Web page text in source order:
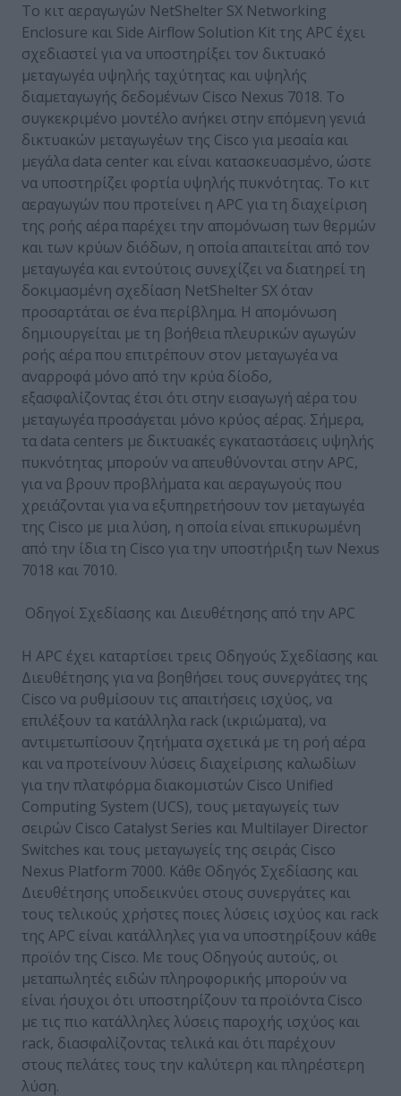
Το κιτ αεραγωγών NetShelter SX Networking
Enclosure και Side Airflow Solution Kit της APC έχει
σχεδιαστεί για να υποστηρίξει τον δικτυακό
μεταγωγέα υψηλής ταχύτητας και υψηλής
διαμεταγωγής δεδομένων Cisco Nexus 7018. Το
συγκεκριμένο μοντέλο ανήκει στην επόμενη γενιά
δικτυακών μεταγωγέων της Cisco για μεσαία και
μεγάλα data center και είναι κατασκευασμένο, ώστε
να υποστηρίζει φορτία υψηλής πυκνότητας. Το κιτ
αεραγωγών που προτείνει η APC για τη διαχείριση
της ροής αέρα παρέχει την απομόνωση των θερμών
και των κρύων διόδων, η οποία απαιτείται από τον
μεταγωγέα και εντούτοις συνεχίζει να διατηρεί τη
δοκιμασμένη σχεδίαση NetShelter SX όταν
προσαρτάται σε ένα περίβλημα. Η απομόνωση
δημιουργείται με τη βοήθεια πλευρικών αγωγών
ροής αέρα που επιτρέπουν στον μεταγωγέα να
αναρροφά μόνο από την κρύα δίοδο,
εξασφαλίζοντας έτσι ότι στην εισαγωγή αέρα του
μεταγωγέα προσάγεται μόνο κρύος αέρας. Σήμερα,
τα data centers με δικτυακές εγκαταστάσεις υψηλής
πυκνότητας μπορούν να απευθύνονται στην APC,
για να βρουν προβλήματα και αεραγωγούς που
χρειάζονται για να εξυπηρετήσουν τον μεταγωγέα
της Cisco με μια λύση, η οποία είναι επικυρωμένη
από την ίδια τη Cisco για την υποστήριξη των Nexus
7018 και 7010.
Οδηγοί Σχεδίασης και Διευθέτησης από την APC
Η APC έχει καταρτίσει τρεις Οδηγούς Σχεδίασης και
Διευθέτησης για να βοηθήσει τους συνεργάτες της
Cisco να ρυθμίσουν τις απαιτήσεις ισχύος, να
επιλέξουν τα κατάλληλα rack (ικριώματα), να
αντιμετωπίσουν ζητήματα σχετικά με τη ροή αέρα
και να προτείνουν λύσεις διαχείρισης καλωδίων
για την πλατφόρμα διακομιστών Cisco Unified
Computing System (UCS), τους μεταγωγείς των
σειρών Cisco Catalyst Series και Multilayer Director
Switches και τους μεταγωγείς της σειράς Cisco
Nexus Platform 7000. Κάθε Οδηγός Σχεδίασης και
Διευθέτησης υποδεικνύει στους συνεργάτες και
τους τελικούς χρήστες ποιες λύσεις ισχύος και rack
της APC είναι κατάλληλες για να υποστηρίξουν κάθε
προϊόν της Cisco. Με τους Οδηγούς αυτούς, οι
μεταπωλητές ειδών πληροφορικής μπορούν να
είναι ήσυχοι ότι υποστηρίζουν τα προϊόντα Cisco
με τις πιο κατάλληλες λύσεις παροχής ισχύος και
rack, διασφαλίζοντας τελικά και ότι παρέχουν
στους πελάτες τους την καλύτερη και πληρέστερη
λύση.